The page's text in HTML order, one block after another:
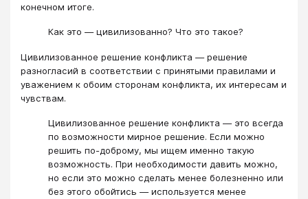
конечном итоге.
Как это — цивилизованно? Что это такое?
Цивилизованное решение конфликта — решение
разногласий в соответствии с принятыми правилами и
уважением к обоим сторонам конфликта, их интересам и
чувствам.
Цивилизованное решение конфликта — это всегда
по возможности мирное решение. Если можно
решить по-доброму, мы ищем именно такую
возможность. При необходимости давить можно,
но если это можно сделать менее болезненно или
без этого обойтись — используется менее